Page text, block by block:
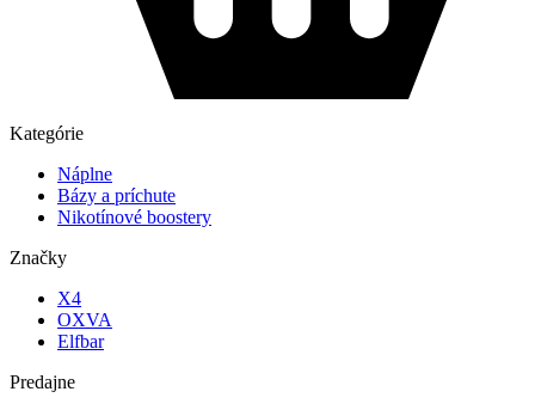
Kategórie
Náplne
Bázy a príchute
Nikotínové boostery
Značky
X4
OXVA
Elfbar
Predajne